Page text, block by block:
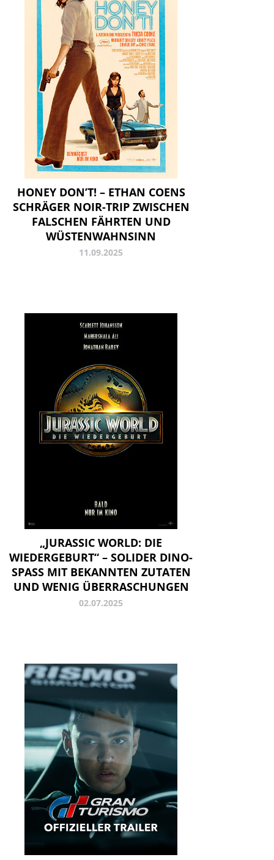
HONEY DON’T! – ETHAN COENS
SCHRÄGER NOIR-TRIP ZWISCHEN
FALSCHEN FÄHRTEN UND
WÜSTENWAHNSINN
11.09.2025
„JURASSIC WORLD: DIE
WIEDERGEBURT“ – SOLIDER DINO-
SPASS MIT BEKANNTEN ZUTATEN U
ND WENIG ÜBERRASCHUNGEN
02.07.2025